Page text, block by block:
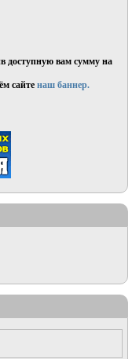
доступную вам сумму на
сайтенаш баннер.